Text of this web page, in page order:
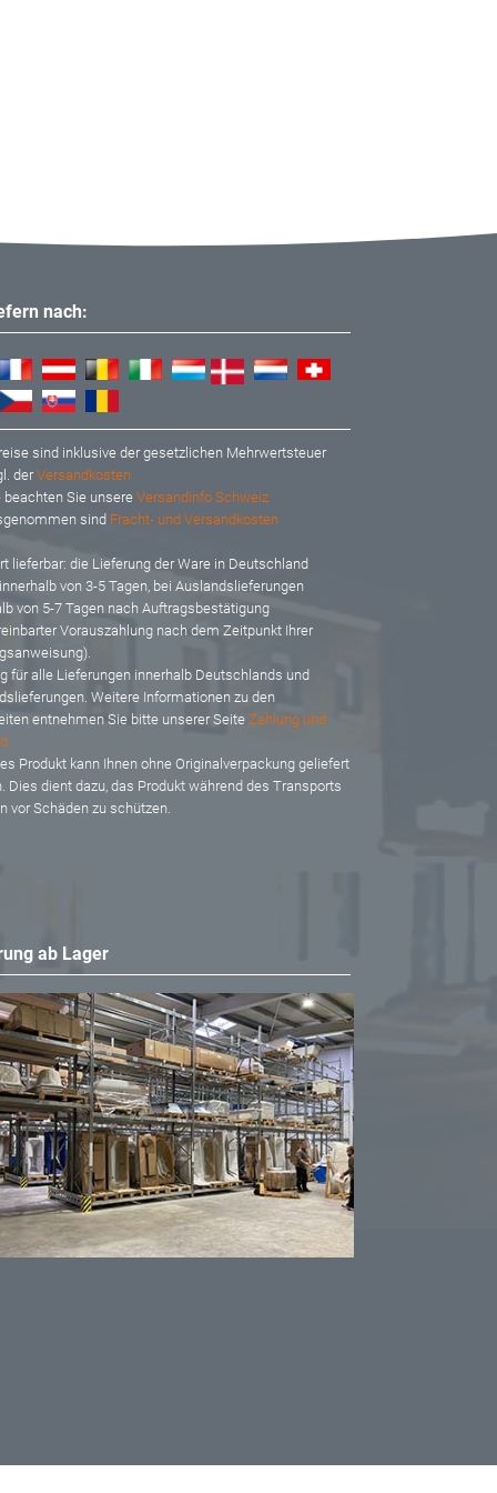
nach:
sind inklusive der gesetzlichen Mehrwertsteuer
derVersandkosten
Sie unsereVersandinfo Schweiz
sind Fracht- und Versandkosten
lieferbar: die Lieferung der Ware in Deutschland
von 3-5 Tagen, bei Auslandslieferungen
von 5-7 Tagen nach Auftragsbestätigung
Vorauszahlung nach dem Zeitpunkt Ihrer
für alle Lieferungen innerhalb Deutschlands und
Weitere Informationen zu den
entnehmen Sie bitte unserer Seite Zahlung und
Produkt kann Ihnen ohne Originalverpackung geliefert
Dies dient dazu, das Produkt während des Transports
vor Schäden zu schützen.
ab Lager